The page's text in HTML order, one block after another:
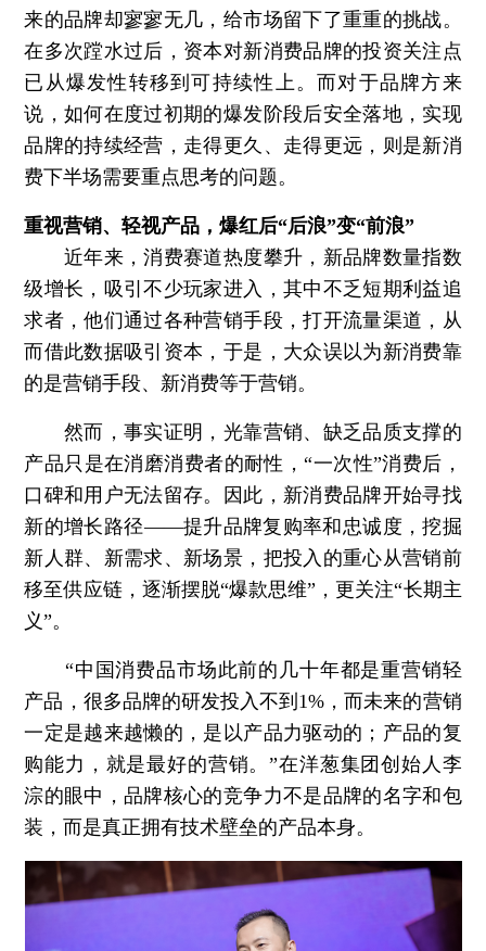
来的品牌却寥寥无几，给市场留下了重重的挑战。
在多次蹚水过后，资本对新消费品牌的投资关注点
已从爆发性转移到可持续性上。而对于品牌方来
说，如何在度过初期的爆发阶段后安全落地，实现
品牌的持续经营，走得更久、走得更远，则是新消
费下半场需要重点思考的问题。
重视营销、轻视产品，爆红后“后浪”变“前浪”
近年来，消费赛道热度攀升，新品牌数量指数
级增长，吸引不少玩家进入，其中不乏短期利益追
求者，他们通过各种营销手段，打开流量渠道，从
而借此数据吸引资本，于是，大众误以为新消费靠
的是营销手段、新消费等于营销。
然而，事实证明，光靠营销、缺乏品质支撑的
产品只是在消磨消费者的耐性，“一次性”消费后，
口碑和用户无法留存。因此，新消费品牌开始寻找
新的增长路径——提升品牌复购率和忠诚度，挖掘
新人群、新需求、新场景，把投入的重心从营销前
移至供应链，逐渐摆脱“爆款思维”，更关注“长期主
义”。
“中国消费品市场此前的几十年都是重营销轻
产品，很多品牌的研发投入不到1%，而未来的营销
一定是越来越懒的，是以产品力驱动的；产品的复
购能力，就是最好的营销。”在洋葱集团创始人李
淙的眼中，品牌核心的竞争力不是品牌的名字和包
装，而是真正拥有技术壁垒的产品本身。